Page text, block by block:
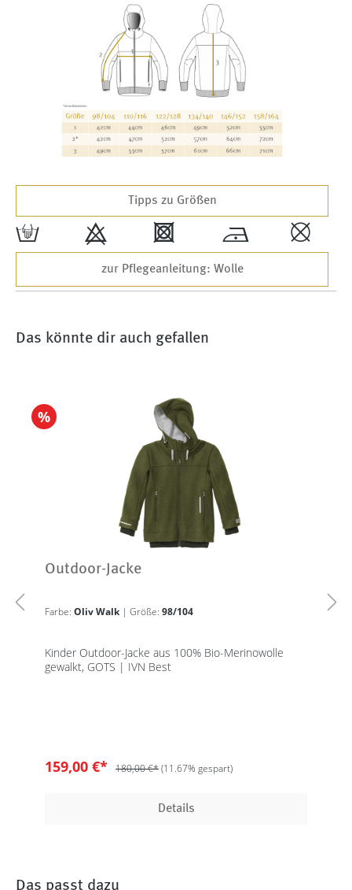
Tipps zu Größen
w 9 4 * ,
zur Pflegeanleitung: Wolle
Das könnte dir auch gefallen
%
Outdoor-Jacke
Farbe: Oliv Walk | Größe: 98/104
Kinder Outdoor-Jacke aus 100% Bio-Merinowolle
gewalkt, GOTS | IVN Best
159,00 €* 180,00 €*(11.67% gespart)
Details
Das passt dazu